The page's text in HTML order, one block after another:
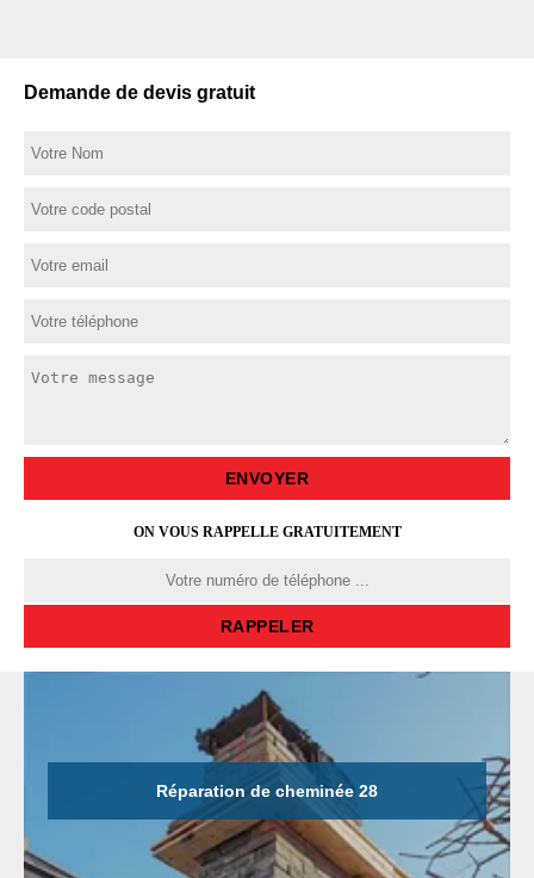
Demande de devis gratuit
ON VOUS RAPPELLE GRATUITEMENT
Réparation de cheminée 28